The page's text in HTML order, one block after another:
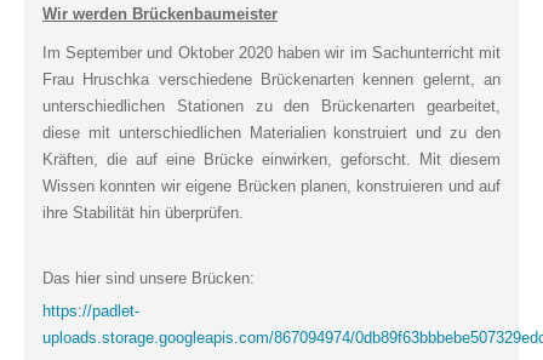
Wir werden Brückenbaumeister
Im September und Oktober 2020 haben wir im Sachunterricht mit
Frau Hruschka verschiedene Brückenarten kennen gelernt, an
unterschiedlichen Stationen zu den Brückenarten gearbeitet,
diese mit unterschiedlichen Materialien konstruiert und zu den
Kräften, die auf eine Brücke einwirken, geforscht. Mit diesem
Wissen konnten wir eigene Brücken planen, konstruieren und auf
ihre Stabilität hin überprüfen.
Das hier sind unsere Brücken:
https://padlet-
uploads.storage.googleapis.com/867094974/